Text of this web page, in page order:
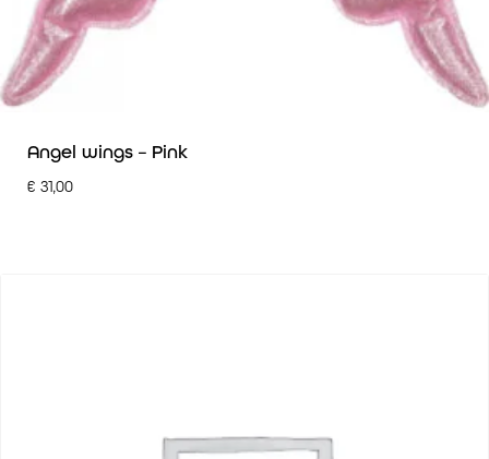
Angel wings – Pink
€ 31,00